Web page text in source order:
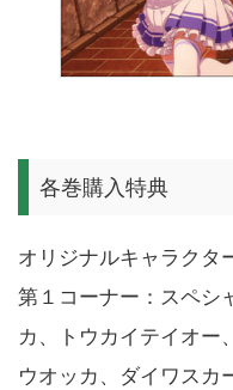
各巻購入特典
オリジナルキャラクタ
第１コーナー：スペシ
カ、トウカイテイオー、
ウオッカ、ダイワスカ